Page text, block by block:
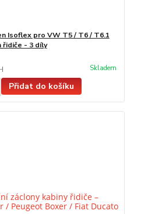
Isoflex pro VW T5 / T6 / T6.1
řidiče - 3 díly
Skladem
Přidat do košíku